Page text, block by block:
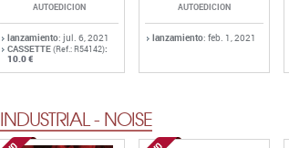
AUTOEDICION
lanzamiento: jul. 6, 2021
CASSETTE(Ref.: R54142):
10.0 €
AUTOEDICION
lanzamiento: feb. 1, 2021
INDUSTRIAL - NOISE